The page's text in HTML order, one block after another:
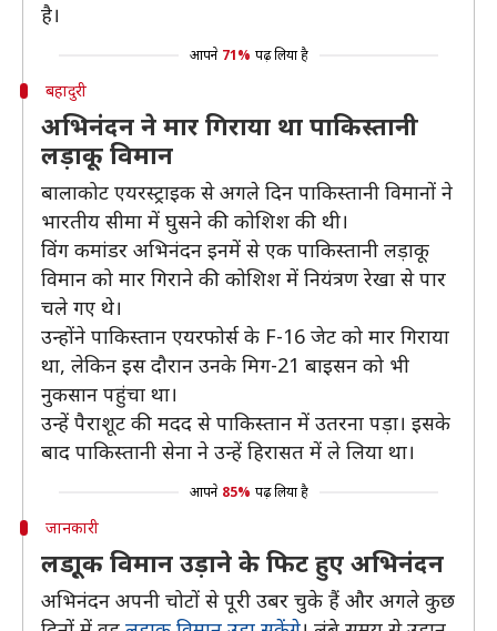
है।
आपने 71% पढ़ लिया है
बहादुरी
अभिनंदन ने मार गिराया था पाकिस्तानी
लड़ाकू विमान
बालाकोट एयरस्ट्राइक से अगले दिन पाकिस्तानी विमानों ने
भारतीय सीमा में घुसने की कोशिश की थी।
विंग कमांडर अभिनंदन इनमें से एक पाकिस्तानी लड़ाकू
विमान को मार गिराने की कोशिश में नियंत्रण रेखा से पार
चले गए थे।
उन्होंने पाकिस्तान एयरफोर्स के F-16 जेट को मार गिराया
था, लेकिन इस दौरान उनके मिग-21 बाइसन को भी
नुकसान पहुंचा था।
उन्हें पैराशूट की मदद से पाकिस्तान में उतरना पड़ा। इसके
बाद पाकिस्तानी सेना ने उन्हें हिरासत में ले लिया था।
आपने 85% पढ़ लिया है
जानकारी
लडा़ूक विमान उड़ाने के फिट हुए अभिनंदन
अभिनंदन अपनी चोटों से पूरी उबर चुके हैं और अगले कुछ